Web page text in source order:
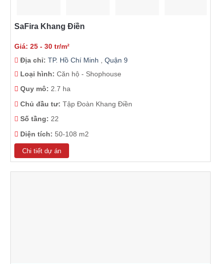
SaFira Khang Điền
Giá: 25 - 30 tr/m²
Địa chỉ: TP. Hồ Chí Minh
Quận 9
Loại hình: Căn hộ - Shophouse
Quy mô: 2.7 ha
Chủ đầu tư: Tập Đoàn Khang Điền
Số tầng: 22
Diện tích: 50-108 m2
Chi tiết dự án